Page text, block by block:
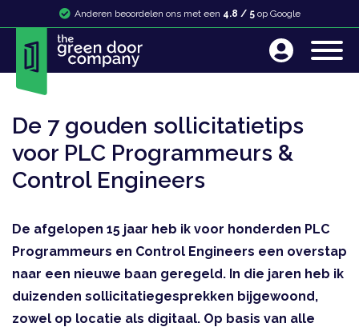
Anderen beoordelen ons met een 4.8 / 5op Google
De 7 gouden sollicitatietips
voor PLC Programmeurs &
Control Engineers
De afgelopen 15 jaar heb ik voor honderden PLC
Programmeurs en Control Engineers een overstap
naar een nieuwe baan geregeld. In die jaren heb ik
duizenden sollicitatiegesprekken bijgewoond,
zowel op locatie als digitaal. Op basis van alle